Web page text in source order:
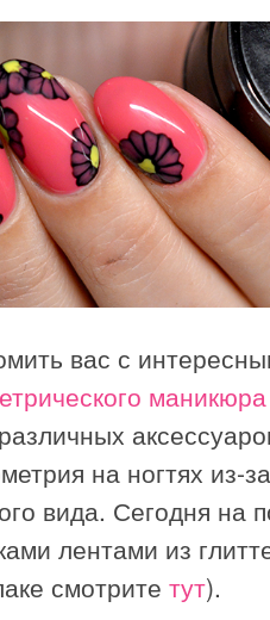
вас с
маникюра
на ногтях из-
вида. Сегодня на
лентами из
смотрите тут).